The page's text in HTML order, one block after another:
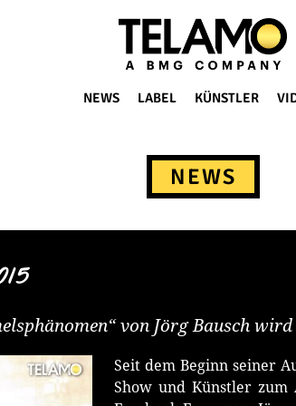
NEWS LABEL KÜNSTLER
NEWS
von Jörg Bausch
Seit dem Beginn seiner
Show und Künstler zum